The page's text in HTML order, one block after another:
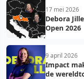
17 mei 2026
Debora
Open 2026
9 april 2026
Impact
de